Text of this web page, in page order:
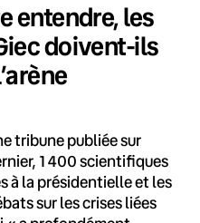
entendre, les
doivent-ils
tribune publiée sur
1 400 scientifiques
à la présidentielle et les
sur les crises liées